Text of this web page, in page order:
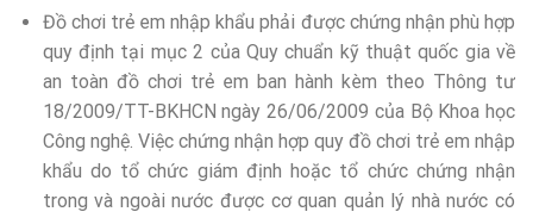
Đồ chơi trẻ em nhập khẩu phải được chứng nhận phù hợp
quy định tại mục 2 của Quy chuẩn kỹ thuật quốc gia về
an toàn đồ chơi trẻ em ban hành kèm theo Thông tư
18/2009/TT-BKHCN ngày 26/06/2009 của Bộ Khoa học
Công nghệ. Việc chứng nhận hợp quy đồ chơi trẻ em nhập
khẩu do tổ chức giám định hoặc tổ chức chứng nhận
trong và ngoài nước được cơ quan quản lý nhà nước có